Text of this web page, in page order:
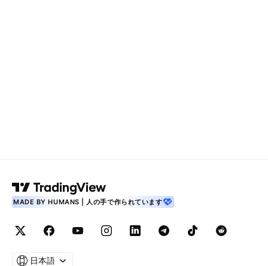
MADE BY HUMANS | 人の手で作られています
日本語